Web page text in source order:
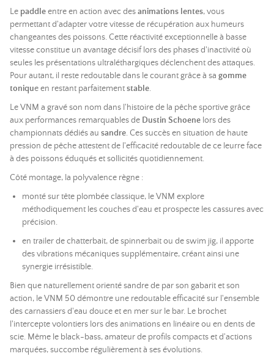
Le paddleentre en action avec desanimations lentes, vous
permettant d'adapter votre vitesse de récupération aux humeurs
changeantes des poissons. Cette réactivité exceptionnelle à basse
vitesse constitue un avantage décisif lors des phases d'inactivité où
seules les présentations ultraléthargiques déclenchent des attaques.
Pour autant, il reste redoutable dans le courant grâce à sa gomme
tonique en restant parfaitementstable.
Le VNM a gravé son nom dans l'histoire de la pêche sportive grâce
aux performances remarquables de Dustin Schoene lors des
championnats dédiés au sandre. Ces succès en situation de haute
pression de pêche attestent de l'efficacité redoutable de ce leurre face
à des poissons éduqués et sollicités quotidiennement.
Côté montage, la polyvalence règne :
monté sur tête plombée classique, le VNM explore
méthodiquement les couches d'eau et prospecte les cassures avec
précision.
en trailer de chatterbait, de spinnerbait ou de swim jig, il apporte
des vibrations mécaniques supplémentaire, créant ainsi une
synergie irrésistible.
Bien que naturellement orienté sandre de par son gabarit et son
action, le VNM 50 démontre une redoutable efficacité sur l'ensemble
des carnassiers d'eau douce et en mer sur le bar. Le brochet
l'intercepte volontiers lors des animations en linéaire ou en dents de
scie. Même le black-bass, amateur de profils compacts et d'actions
marquées, succombe régulièrement à ses évolutions.